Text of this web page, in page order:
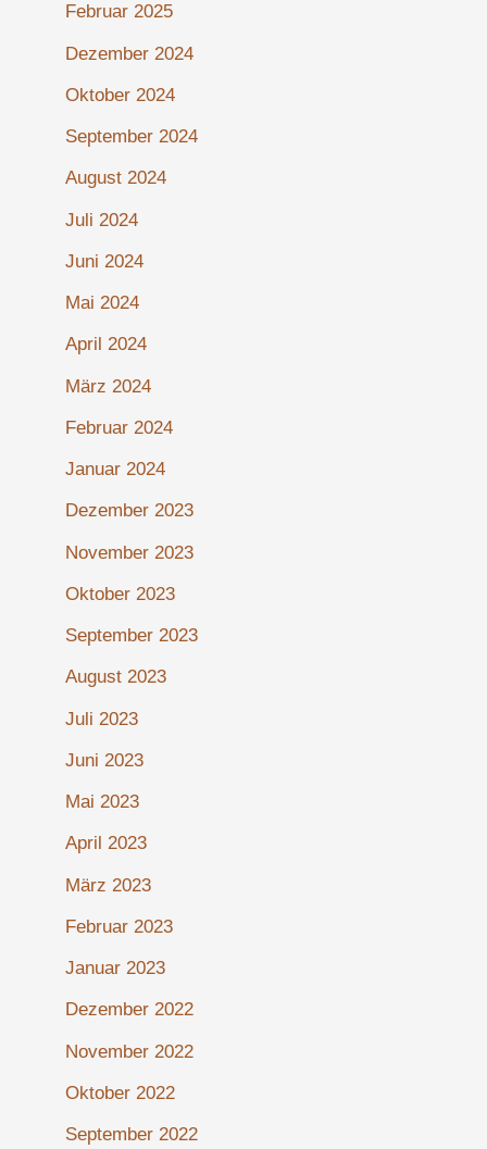
Februar 2025
Dezember 2024
Oktober 2024
September 2024
August 2024
Juli 2024
Juni 2024
Mai 2024
April 2024
März 2024
Februar 2024
Januar 2024
Dezember 2023
November 2023
Oktober 2023
September 2023
August 2023
Juli 2023
Juni 2023
Mai 2023
April 2023
März 2023
Februar 2023
Januar 2023
Dezember 2022
November 2022
Oktober 2022
September 2022